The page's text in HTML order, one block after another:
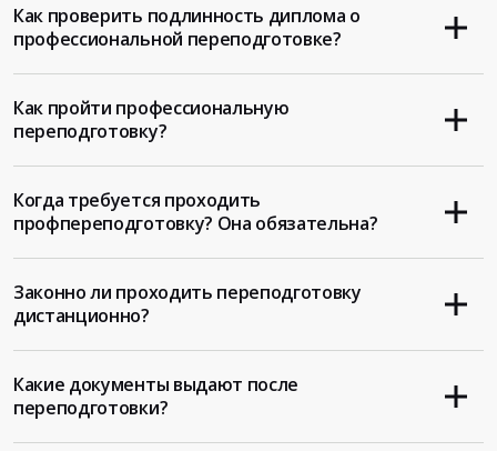
Как проверить подлинность диплома о
профессиональной переподготовке?
Как пройти профессиональную
переподготовку?
Когда требуется проходить
профпереподготовку? Она обязательна?
Законно ли проходить переподготовку
дистанционно?
Какие документы выдают после
переподготовки?